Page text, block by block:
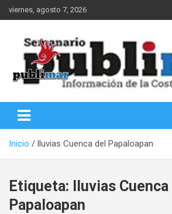
Saltar
al
viernes, agosto 7, 2026
PubliMar
Inicio lluvias Cuenca del Papaloapan
Etiqueta:
lluvias Cuenca
Papaloapan